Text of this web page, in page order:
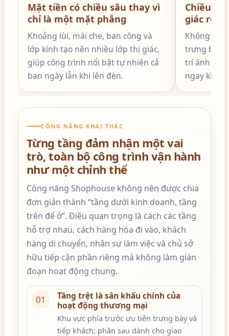
Mặt tiền có chiều sâu thay vì
chỉ là một mặt phẳng
Khoảng lùi, mái che, ban công và
lớp kính tạo nên nhiều lớp thị giác,
giúp công trình nổi bật tự nhiên cả
ban ngày lẫn khi lên đèn.
Chiều
giác
Không
trưng bày
trí ánh
ngay khi
CÔNG NĂNG KHAI THÁC
Từng tầng đảm nhận một vai
trò, toàn bộ công trình vận hành
như một chỉnh thể
Công năng Shophouse không nên được chia
đơn giản thành “tầng dưới kinh doanh, tầng
trên để ở”. Điều quan trọng là cách các tầng
hỗ trợ nhau, cách hàng hóa đi vào, khách
hàng di chuyển, nhân sự làm việc và chủ sở
hữu tiếp cận phần riêng mà không làm gián
đoạn hoạt động chung.
01
Tầng trệt là sân khấu chính của
hoạt động thương mại
Khu vực phía trước ưu tiên trưng bày và
tiếp khách; phần sau dành cho giao